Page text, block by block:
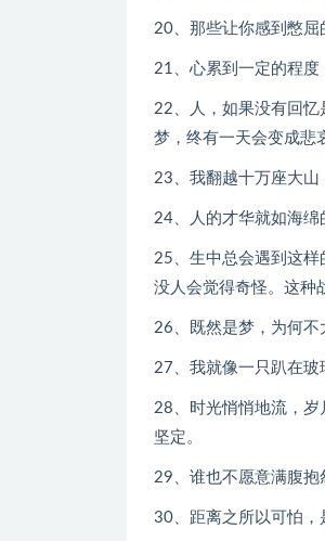
20、那些让你感到憋屈
21、心累到一定的程度
22、人，如果没有回忆
梦，终有一天会变成悲
23、我翻越十万座大山
24、人的才华就如海绵
25、生中总会遇到这样
没人会觉得奇怪。这种
26、既然是梦，为何不
27、我就像一只趴在玻
28、时光悄悄地流，岁
坚定。
29、谁也不愿意满腹抱
30、距离之所以可怕，